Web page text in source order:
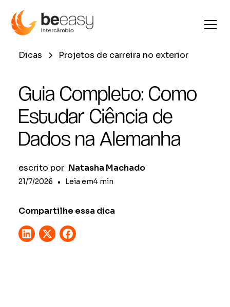
Dicas Projetos de carreira no exterior
Guia Completo: Como
Estudar Ciência de
Dados na Alemanha
escrito por Natasha Machado
21/7/2026 • Leia em4 min
Compartilhe essa dica